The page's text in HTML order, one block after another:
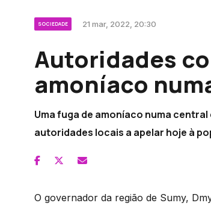
SOCIEDADE 21 mar, 2022, 20:30
Autoridades
amoníaco
Uma fuga de amoníaco numa
autoridades locais a apelar hoje à
O governador da região de Sumy,